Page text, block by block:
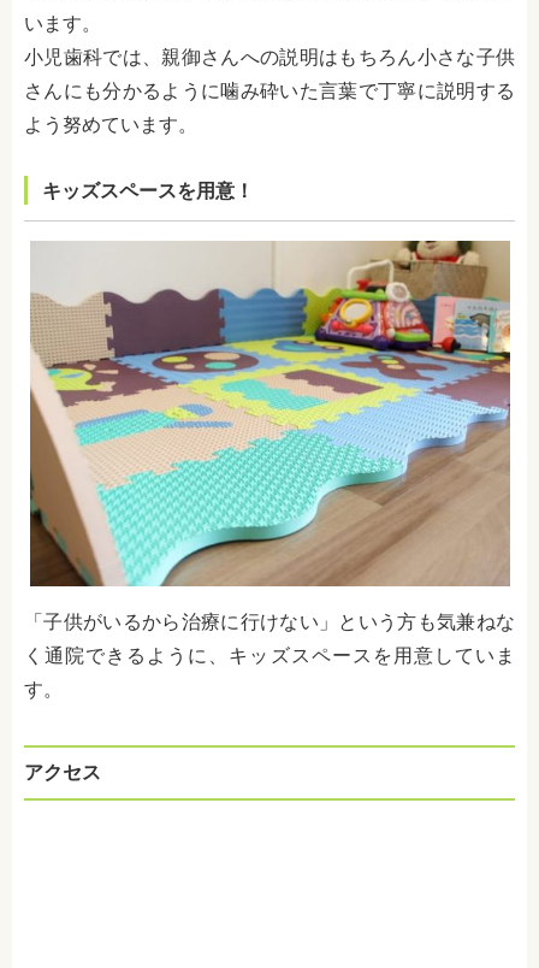
います。
小児歯科では、親御さんへの説明はもちろん小さな子供
さんにも分かるように噛み砕いた言葉で丁寧に説明する
よう努めています。
キッズスペースを用意！
「子供がいるから治療に行けない」という方も気兼ねな
く通院できるように、キッズスペースを用意していま
す。
アクセス